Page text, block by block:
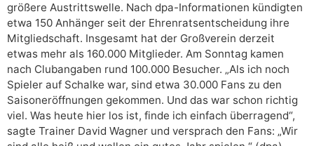
größere Austrittswelle. Nach dpa-Informationen kündigten
etwa 150 Anhänger seit der Ehrenratsentscheidung ihre
Mitgliedschaft. Insgesamt hat der Großverein derzeit
etwas mehr als 160.000 Mitglieder. Am Sonntag kamen
nach Clubangaben rund 100.000 Besucher. „Als ich noch
Spieler auf Schalke war, sind etwa 30.000 Fans zu den
Saisoneröffnungen gekommen. Und das war schon richtig
viel. Was heute hier los ist, finde ich einfach überragend“,
sagte Trainer David Wagner und versprach den Fans: „Wir